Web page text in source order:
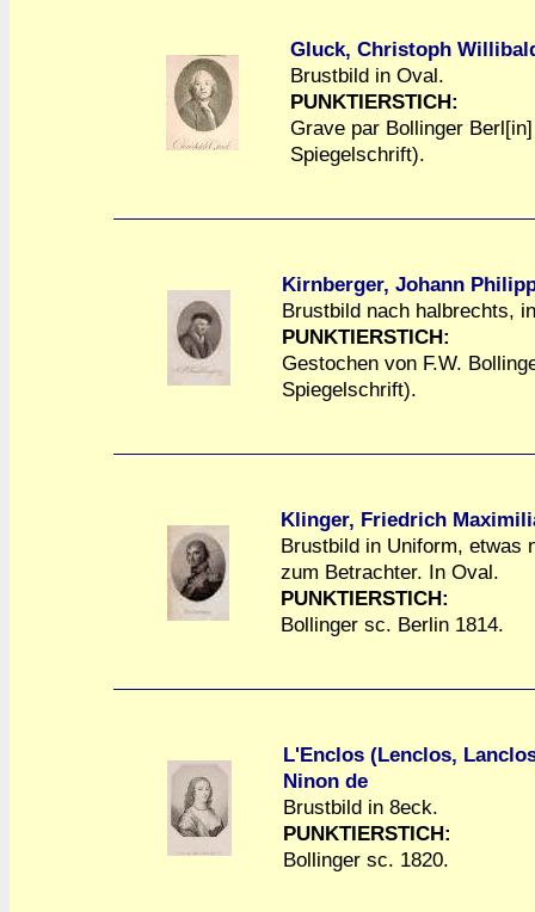
Gluck, Christoph
Brustbild in Oval.
PUNKTIERSTICH:
Grave par Bollinger
Spiegelschrift).
Kirnberger, Johann
Brustbild nach halbrechts,
PUNKTIERSTICH:
Gestochen von F.W.
Spiegelschrift).
Klinger, Friedrich
Brustbild in Uniform, etwas
zum Betrachter. In Oval.
PUNKTIERSTICH:
Bollinger sc. Berlin 1814.
L'Enclos (Lenclos,
Ninon de
Brustbild in 8eck.
PUNKTIERSTICH:
Bollinger sc. 1820.